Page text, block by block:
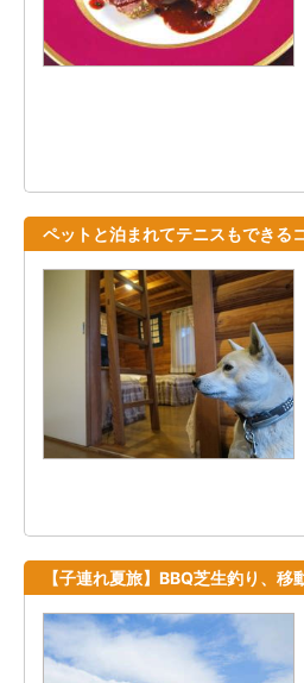
ペットと泊まれてテニスもできる
【子連れ夏旅】BBQ芝生釣り、